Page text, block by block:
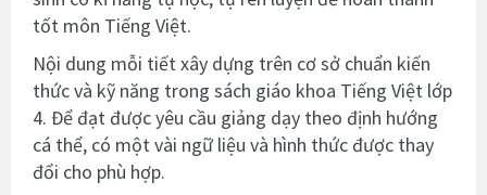
tốt môn Tiếng Việt.
Nội dung mỗi tiết xây dựng trên cơ sở chuẩn kiến
thức và kỹ năng trong sách giáo khoa Tiếng Việt lớp
4. Để đạt được yêu cầu giảng dạy theo định hướng
cá thể, có một vài ngữ liệu và hình thức được thay
đổi cho phù hợp.